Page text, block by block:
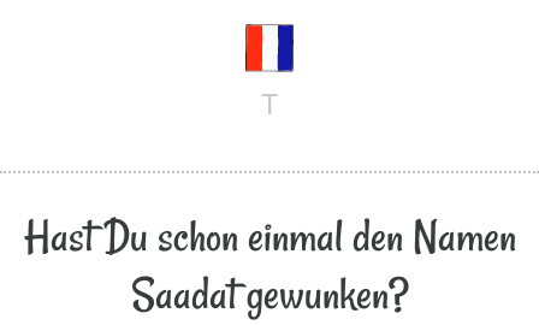
T
Hast Du schon einmal den Namen
Saadat gewunken?